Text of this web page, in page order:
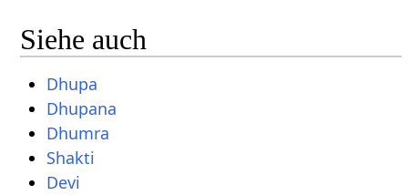
Siehe auch
Dhupa
Dhupana
Dhumra
Shakti
Devi